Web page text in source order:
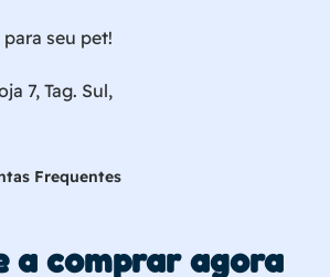
seu pet!
7, Tag. Sul,
Frequentes
a comprar agora